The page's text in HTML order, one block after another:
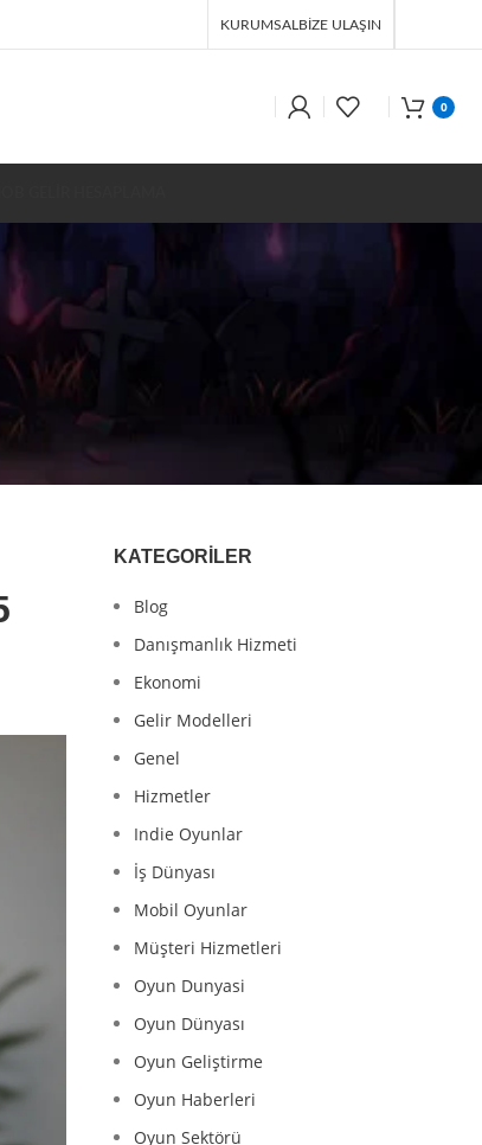
KURUMSAL BIZE ULAŞIN
0
KATEGORILER
Blog
Danışmanlık Hizmeti
Ekonomi
Gelir Modelleri
Genel
Hizmetler
Indie Oyunlar
İş Dünyası
Mobil Oyunlar
Müşteri Hizmetleri
Oyun Dunyasi
Oyun Dünyası
Oyun Geliştirme
Oyun Haberleri
Oyun Sektörü